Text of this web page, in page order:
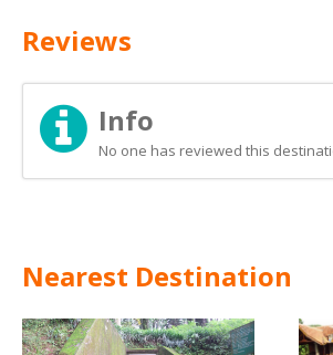
Reviews
Info
No one has reviewed this
Nearest Destination